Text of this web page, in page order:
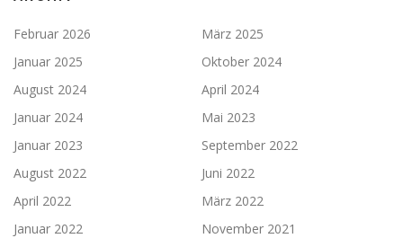
Februar 2026
März 2025
Januar 2025
Oktober 2024
August 2024
April 2024
Januar 2024
Mai 2023
Januar 2023
September 2022
August 2022
Juni 2022
April 2022
März 2022
Januar 2022
November 2021